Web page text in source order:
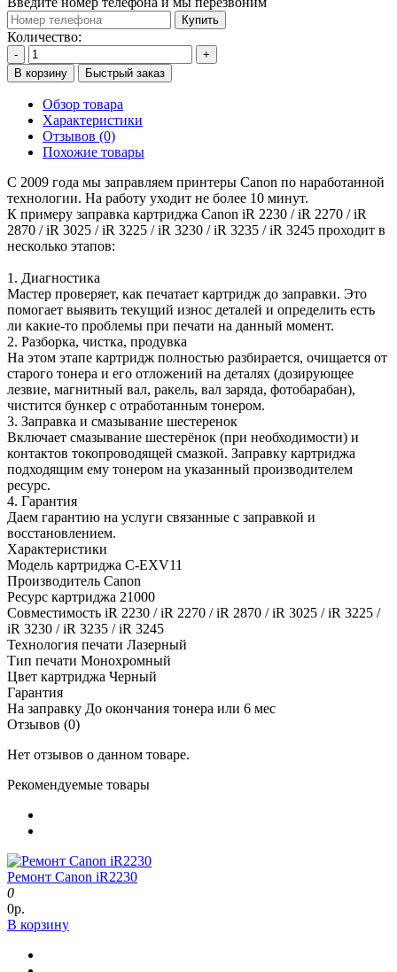
Купить
Количество:
-
+
В корзину
Быстрый заказ
Обзор товара
Характеристики
Отзывов (0)
Похожие товары
С 2009 года мы заправляем принтеры Canon по наработанной
технологии. На работу уходит не более 10 минут.
К примеру заправка картриджа Canon iR 2230 / iR 2270 / iR
2870 / iR 3025 / iR 3225 / iR 3230 / iR 3235 / iR 3245 проходит в
несколько этапов:
1. Диагностика
Мастер проверяет, как печатает картридж до заправки. Это
помогает выявить текущий износ деталей и определить есть
ли какие-то проблемы при печати на данный момент.
2. Разборка, чистка, продувка
На этом этапе картридж полностью разбирается, очищается от
старого тонера и его отложений на деталях (дозирующее
лезвие, магнитный вал, ракель, вал заряда, фотобарабан),
чистится бункер с отработанным тонером.
3. Заправка и смазывание шестеренок
Включает смазывание шестерёнок (при необходимости) и
контактов токопроводящей смазкой. Заправку картриджа
подходящим ему тонером на указанный производителем
ресурс.
4. Гарантия
Даем гарантию на услуги связанные с заправкой и
восстановлением.
Характеристики
Модель картриджа C-EXV11
Производитель Canon
Ресурс картриджа 21000
Совместимость iR 2230 / iR 2270 / iR 2870 / iR 3025 / iR 3225 /
iR 3230 / iR 3235 / iR 3245
Технология печати Лазерный
Тип печати Монохромный
Цвет картриджа Черный
Гарантия
На заправку До окончания тонера или 6 мес
Отзывов (0)
Нет отзывов о данном товаре.
Рекомендуемые товары
Ремонт Canon iR2230
0
0р.
В корзину